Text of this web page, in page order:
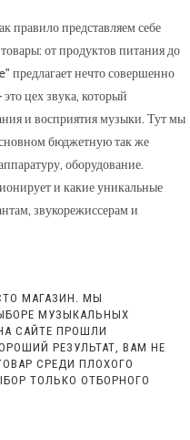
правило представляем себе
от продуктов питания до
нечто совершенно
цех звука, который
и восприятия музыки. Тут мы
бюджетную так же
оборудование.
и какие уникальные
звукорежиссерам и
МАГАЗИН. МЫ
МУЗЫКАЛЬНЫХ
САЙТЕ ПРОШЛИ
РЕЗУЛЬТАТ, ВАМ НЕ
СРЕДИ ПЛОХОГО
ТОЛЬКО ОТБОРНОГО